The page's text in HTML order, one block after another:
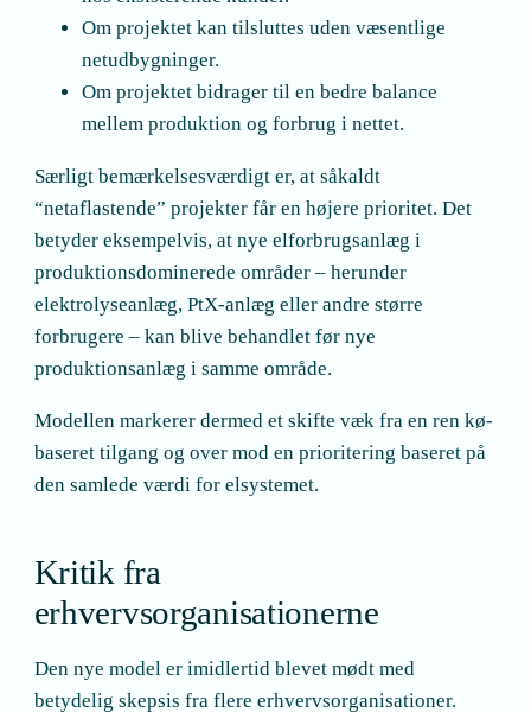
Om projektet kan tilsluttes uden væsentlige
netudbygninger.
Om projektet bidrager til en bedre balance
mellem produktion og forbrug i nettet.
Særligt bemærkelsesværdigt er, at såkaldt
“netaflastende” projekter får en højere prioritet. Det
betyder eksempelvis, at nye elforbrugsanlæg i
produktionsdominerede områder – herunder
elektrolyseanlæg, PtX-anlæg eller andre større
forbrugere – kan blive behandlet før nye
produktionsanlæg i samme område.
Modellen markerer dermed et skifte væk fra en ren kø-
baseret tilgang og over mod en prioritering baseret på
den samlede værdi for elsystemet.
Kritik fra
erhvervsorganisationerne
Den nye model er imidlertid blevet mødt med
betydelig skepsis fra flere erhvervsorganisationer.